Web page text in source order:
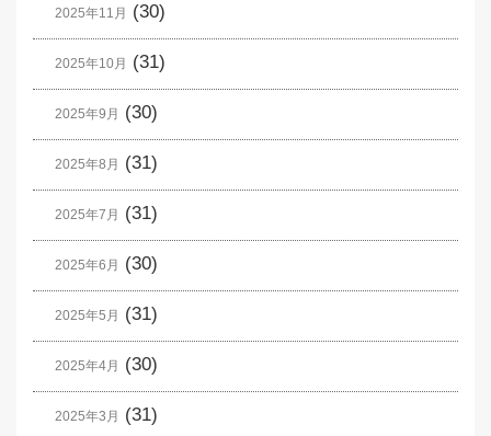
2025年11月 (30)
2025年10月 (31)
2025年9月 (30)
2025年8月 (31)
2025年7月 (31)
2025年6月 (30)
2025年5月 (31)
2025年4月 (30)
2025年3月 (31)